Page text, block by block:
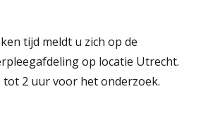
tijd meldt u zich op de
op locatie Utrecht.
tot 2 uur voor het onderzoek.